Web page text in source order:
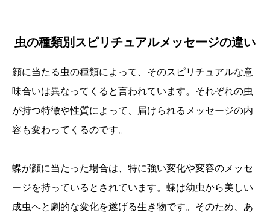
虫の種類別スピリチュアルメッセージの違い
顔に当たる虫の種類によって、そのスピリチュアルな意
味合いは異なってくると言われています。それぞれの虫
が持つ特徴や性質によって、届けられるメッセージの内
容も変わってくるのです。
蝶が顔に当たった場合は、特に強い変化や変容のメッセ
ージを持っているとされています。蝶は幼虫から美しい
成虫へと劇的な変化を遂げる生き物です。そのため、あ